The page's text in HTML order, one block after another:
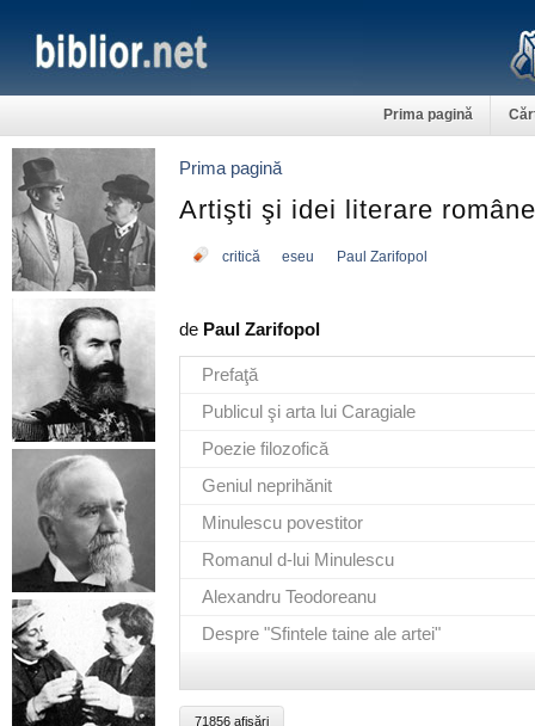
Prima pagină
Prima pagină
Artişti şi idei literare române
critică eseu Paul Zarifopol
de Paul Zarifopol
Prefaţă
Publicul şi arta lui Caragiale
Poezie filozofică
Geniul neprihănit
Minulescu povestitor
Romanul d-lui Minulescu
Alexandru Teodoreanu
Despre "Sfintele taine ale artei"
71856 afişări